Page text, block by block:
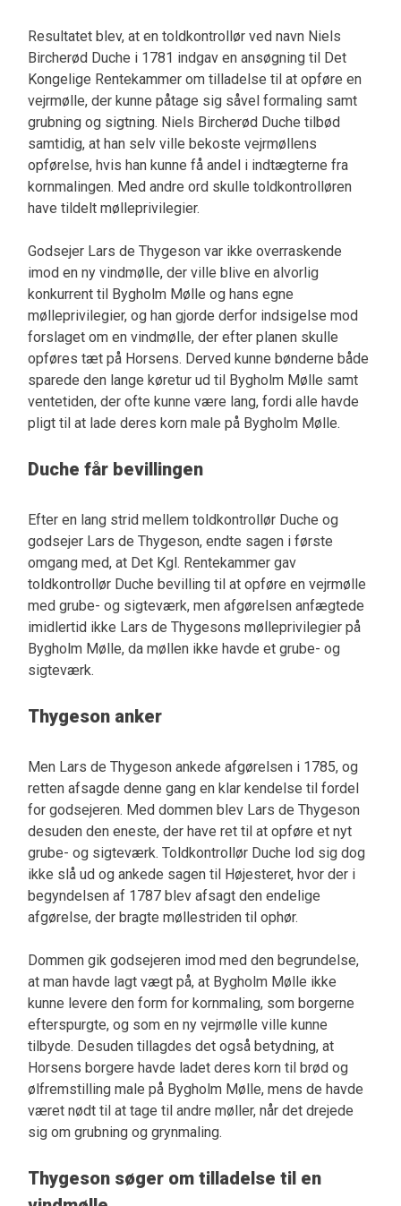
Resultatet blev, at en toldkontrollør ved navn Niels
Bircherød Duche i 1781 indgav en ansøgning til Det
Kongelige Rentekammer om tilladelse til at opføre en
vejrmølle, der kunne påtage sig såvel formaling samt
grubning og sigtning. Niels Bircherød Duche tilbød
samtidig, at han selv ville bekoste vejrmøllens
opførelse, hvis han kunne få andel i indtægterne fra
kornmalingen. Med andre ord skulle toldkontrolløren
have tildelt mølleprivilegier.
Godsejer Lars de Thygeson var ikke overraskende
imod en ny vindmølle, der ville blive en alvorlig
konkurrent til Bygholm Mølle og hans egne
mølleprivilegier, og han gjorde derfor indsigelse mod
forslaget om en vindmølle, der efter planen skulle
opføres tæt på Horsens. Derved kunne bønderne både
sparede den lange køretur ud til Bygholm Mølle samt
ventetiden, der ofte kunne være lang, fordi alle havde
pligt til at lade deres korn male på Bygholm Mølle.
Duche får bevillingen
Efter en lang strid mellem toldkontrollør Duche og
godsejer Lars de Thygeson, endte sagen i første
omgang med, at Det Kgl. Rentekammer gav
toldkontrollør Duche bevilling til at opføre en vejrmølle
med grube- og sigteværk, men afgørelsen anfægtede
imidlertid ikke Lars de Thygesons mølleprivilegier på
Bygholm Mølle, da møllen ikke havde et grube- og
sigteværk.
Thygeson anker
Men Lars de Thygeson ankede afgørelsen i 1785, og
retten afsagde denne gang en klar kendelse til fordel
for godsejeren. Med dommen blev Lars de Thygeson
desuden den eneste, der have ret til at opføre et nyt
grube- og sigteværk. Toldkontrollør Duche lod sig dog
ikke slå ud og ankede sagen til Højesteret, hvor der i
begyndelsen af 1787 blev afsagt den endelige
afgørelse, der bragte møllestriden til ophør.
Dommen gik godsejeren imod med den begrundelse,
at man havde lagt vægt på, at Bygholm Mølle ikke
kunne levere den form for kornmaling, som borgerne
efterspurgte, og som en ny vejrmølle ville kunne
tilbyde. Desuden tillagdes det også betydning, at
Horsens borgere havde ladet deres korn til brød og
ølfremstilling male på Bygholm Mølle, mens de havde
været nødt til at tage til andre møller, når det drejede
sig om grubning og grynmaling.
Thygeson søger om tilladelse til en